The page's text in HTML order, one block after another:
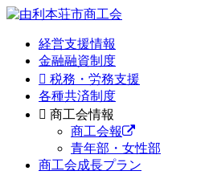
経営支援情報
金融融資制度
税務・労務支援
各種共済制度
商工会情報
商工会報
青年部・女性部
商工会成長プラン